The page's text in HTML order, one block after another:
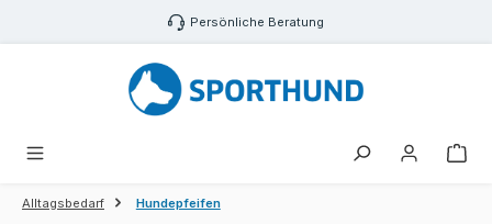
Zum Hauptinhalt springen Persönliche Beratung
Alltagsbedarf Hundepfeifen